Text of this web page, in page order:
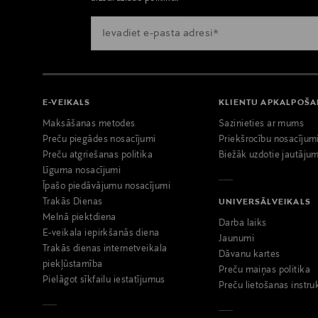
E-VEIKALS
Maksāšanas metodes
Preču piegādes nosacījumi
Preču atgriešanas politika
Līguma nosacījumi
Īpašo piedāvājumu nosacījumi
Trakās Dienas
Melnā piektdiena
E-veikala iepirkšanās diena
Trakās dienas internetveikala
piekļūstamība
Pielāgot sīkfailu iestatījumus
KLIENTU
Sazinieties ar mums
Priekšrocību nosacījumi
Biežāk uzdotie
UNIVERSĀLVEIKALS
Darba laiks
Jaunumi
Dāvanu kartes
Preču maiņas politika
Preču lietošanas